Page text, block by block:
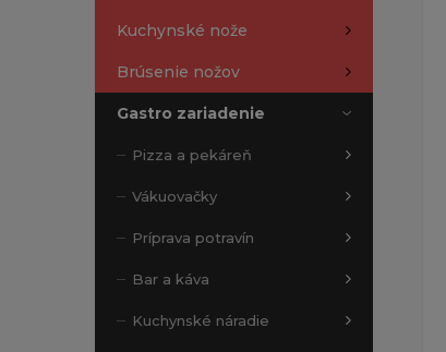
Kuchynské nože
Brúsenie nožov
Gastro zariadenie
Pizza a pekáreň
Vákuovačky
Príprava potravín
Bar a káva
Kuchynské náradie